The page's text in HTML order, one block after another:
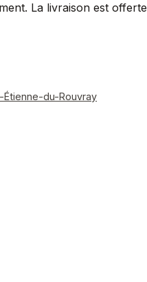
La livraison est offerte
Étienne-du-Rouvray